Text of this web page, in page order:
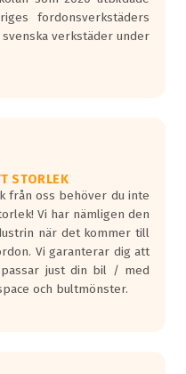
fordonsverkstäders
verkstäder under
STORLEK
från oss behöver du inte
Vi har nämligen den
när det kommer till
Vi garanterar dig att
just din bil / med
och bultmönster.